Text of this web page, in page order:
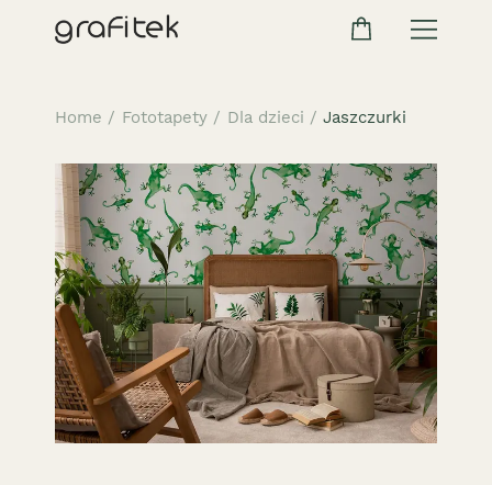
Home / Fototapety / Dla dzieci / Jaszczurki